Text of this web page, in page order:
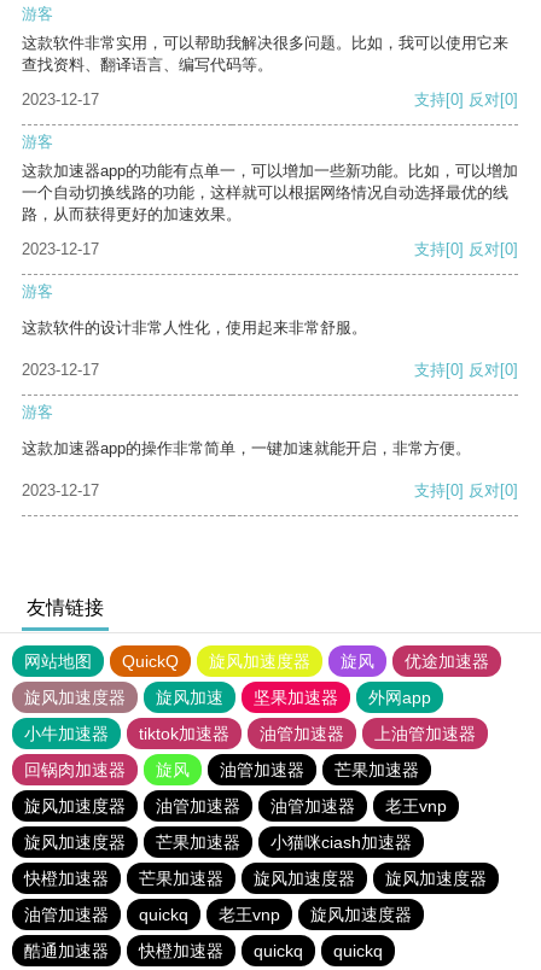
游客
这款软件非常实用，可以帮助我解决很多问题。比如，我可以使用它来
查找资料、翻译语言、编写代码等。
2023-12-17
支持[0] 反对[0]
游客
这款加速器app的功能有点单一，可以增加一些新功能。比如，可以增加
一个自动切换线路的功能，这样就可以根据网络情况自动选择最优的线
路，从而获得更好的加速效果。
2023-12-17
支持[0] 反对[0]
游客
这款软件的设计非常人性化，使用起来非常舒服。
2023-12-17 支持[0] 反对[0]
游客
这款加速器app的操作非常简单，一键加速就能开启，非常方便。
2023-12-17 支持[0] 反对[0]
友情链接
网站地图 QuickQ 旋风加速度器 旋风
优途加速器
旋风加速度器
旋风加速 坚果加速器
外网app
小牛加速器
tiktok加速器 油管加速器
上油管加速器
回锅肉加速器
旋风 油管加速器
芒果加速器
旋风加速度器
油管加速器 油管加速器
老王vnp
旋风加速度器
芒果加速器
小猫咪ciash加速器
快橙加速器
芒果加速器 旋风加速度器
旋风加速度器
油管加速器
quickq 老王vnp
旋风加速度器
酷通加速器
快橙加速器 quickq quickq